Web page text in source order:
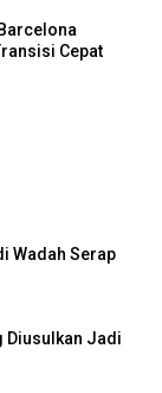
Cepat
Wadah Serap
Diusulkan Jadi